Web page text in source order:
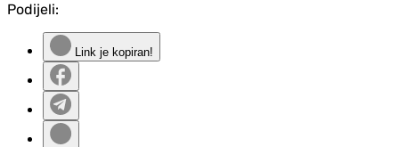
Podijeli:
Link je kopiran!